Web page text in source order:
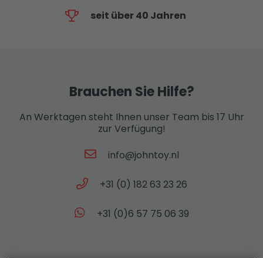
seit über 40 Jahren
Brauchen Sie Hilfe?
An Werktagen steht Ihnen unser Team bis 17 Uhr
zur Verfügung!
info@johntoy.nl
+31 (0) 182 63 23 26
+31 (0)6 57 75 06 39